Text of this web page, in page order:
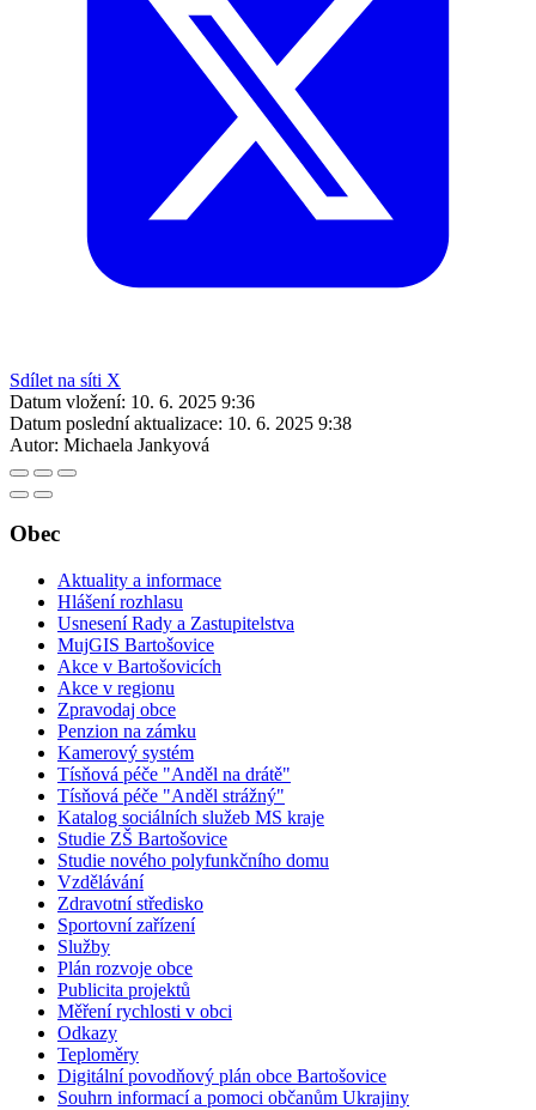
Sdílet na síti X
Datum vložení: 10. 6. 2025 9:36
Datum poslední aktualizace: 10. 6. 2025 9:38
Autor: Michaela Jankyová
Obec
Aktuality a informace
Hlášení rozhlasu
Usnesení Rady a Zastupitelstva
MujGIS Bartošovice
Akce v Bartošovicích
Akce v regionu
Zpravodaj obce
Penzion na zámku
Kamerový systém
Tísňová péče "Anděl na drátě"
Tísňová péče "Anděl strážný"
Katalog sociálních služeb MS kraje
Studie ZŠ Bartošovice
Studie nového polyfunkčního domu
Vzdělávání
Zdravotní středisko
Sportovní zařízení
Služby
Plán rozvoje obce
Publicita projektů
Měření rychlosti v obci
Odkazy
Teploměry
Digitální povodňový plán obce Bartošovice
Souhrn informací a pomoci občanům Ukrajiny